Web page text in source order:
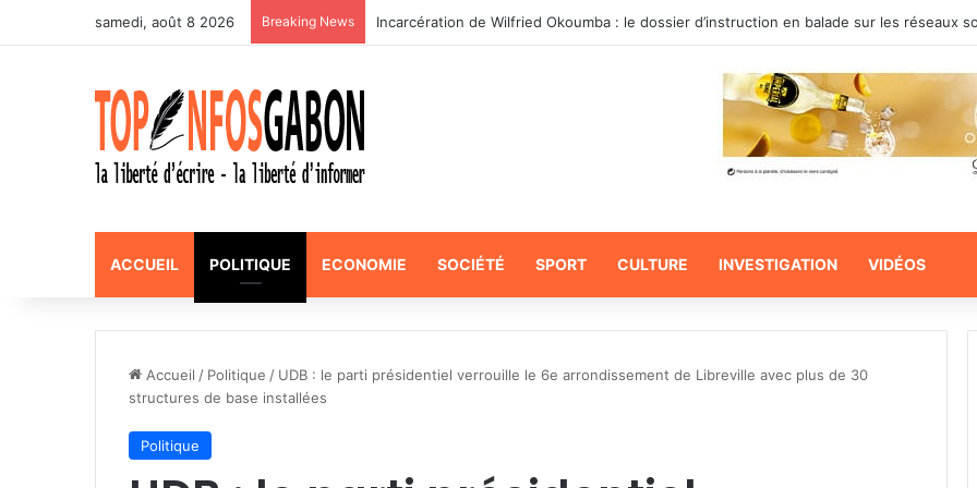
samedi, août 8 2026 Breaking News Incarcération de Wilfried Okoumba : le dossier d’instruction en balade sur les réseaux
ACCUEIL POLITIQUE ECONOMIE SOCIÉTÉ SPORT CULTURE INVESTIGATION VIDÉOS
Accueil / Politique / UDB : le parti présidentiel verrouille le 6e arrondissement de Libreville avec plus de 30
structures de base installées
Politique